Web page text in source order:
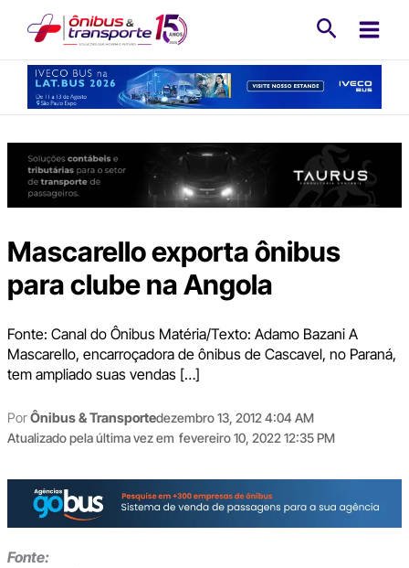
conteúdo
Mascarello exporta ônibus
para clube na Angola
Fonte: Canal do Ônibus Matéria/Texto: Adamo Bazani A
Mascarello, encarroçadora de ônibus de Cascavel, no Paraná,
tem ampliado suas vendas […]
PorÔnibus & Transportedezembro 13, 2012 4:04 AM
Atualizado pela última vez em fevereiro 10, 2022 12:35 PM
Fonte: